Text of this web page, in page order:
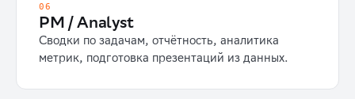
06
PM / Analyst
Сводки по задачам, отчётность, аналитика
метрик, подготовка презентаций из данных.